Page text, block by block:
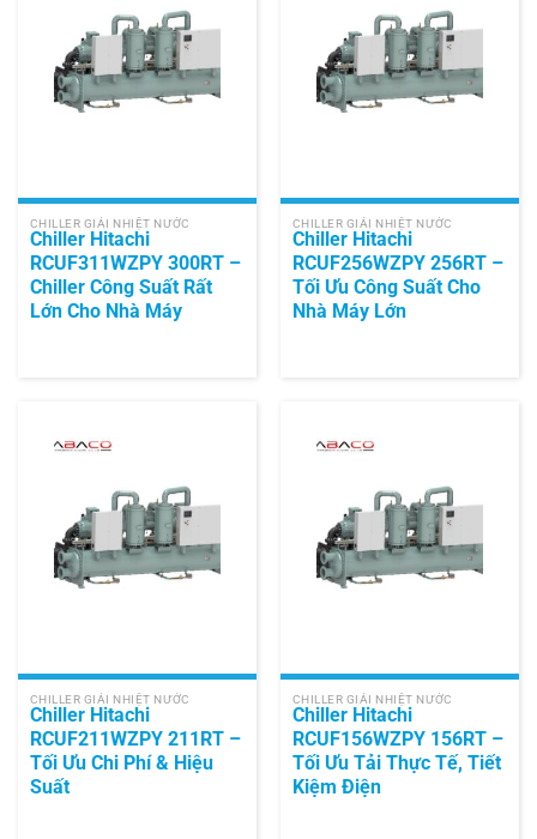
CHILLER GIẢI NHIỆT NƯỚC
Chiller Hitachi
RCUF311WZPY 300RT –
Chiller Công Suất Rất
Lớn Cho Nhà Máy
CHILLER GIẢI NHIỆT NƯỚC
Chiller Hitachi
RCUF256WZPY 256RT –
Tối Ưu Công Suất Cho
Nhà Máy Lớn
CHILLER GIẢI NHIỆT NƯỚC
Chiller Hitachi
RCUF211WZPY 211RT –
Tối Ưu Chi Phí & Hiệu
Suất
CHILLER GIẢI NHIỆT NƯỚC
Chiller Hitachi
RCUF156WZPY 156RT –
Tối Ưu Tải Thực Tế, Tiết
Kiệm Điện